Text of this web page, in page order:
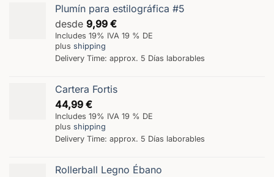
Plumín para estilográfica #5
desde 9,99 €
Includes 19% IVA 19 % DE
plus shipping
Delivery Time: approx. 5 Días laborables
Cartera Fortis
44,99 €
Includes 19% IVA 19 % DE
plus shipping
Delivery Time: approx. 5 Días laborables
Rollerball Legno Ébano